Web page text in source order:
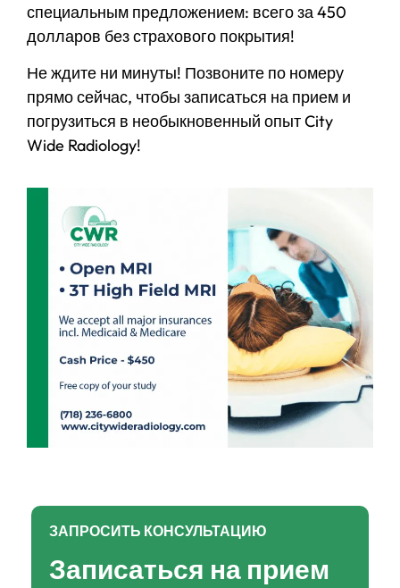
специальным предложением: всего за 450
долларов без страхового покрытия!
Не ждите ни минуты! Позвоните по номеру
прямо сейчас, чтобы записаться на прием и
погрузиться в необыкновенный опыт City
Wide Radiology!
ЗАПРОСИТЬ КОНСУЛЬТАЦИЮ
Записаться на прием